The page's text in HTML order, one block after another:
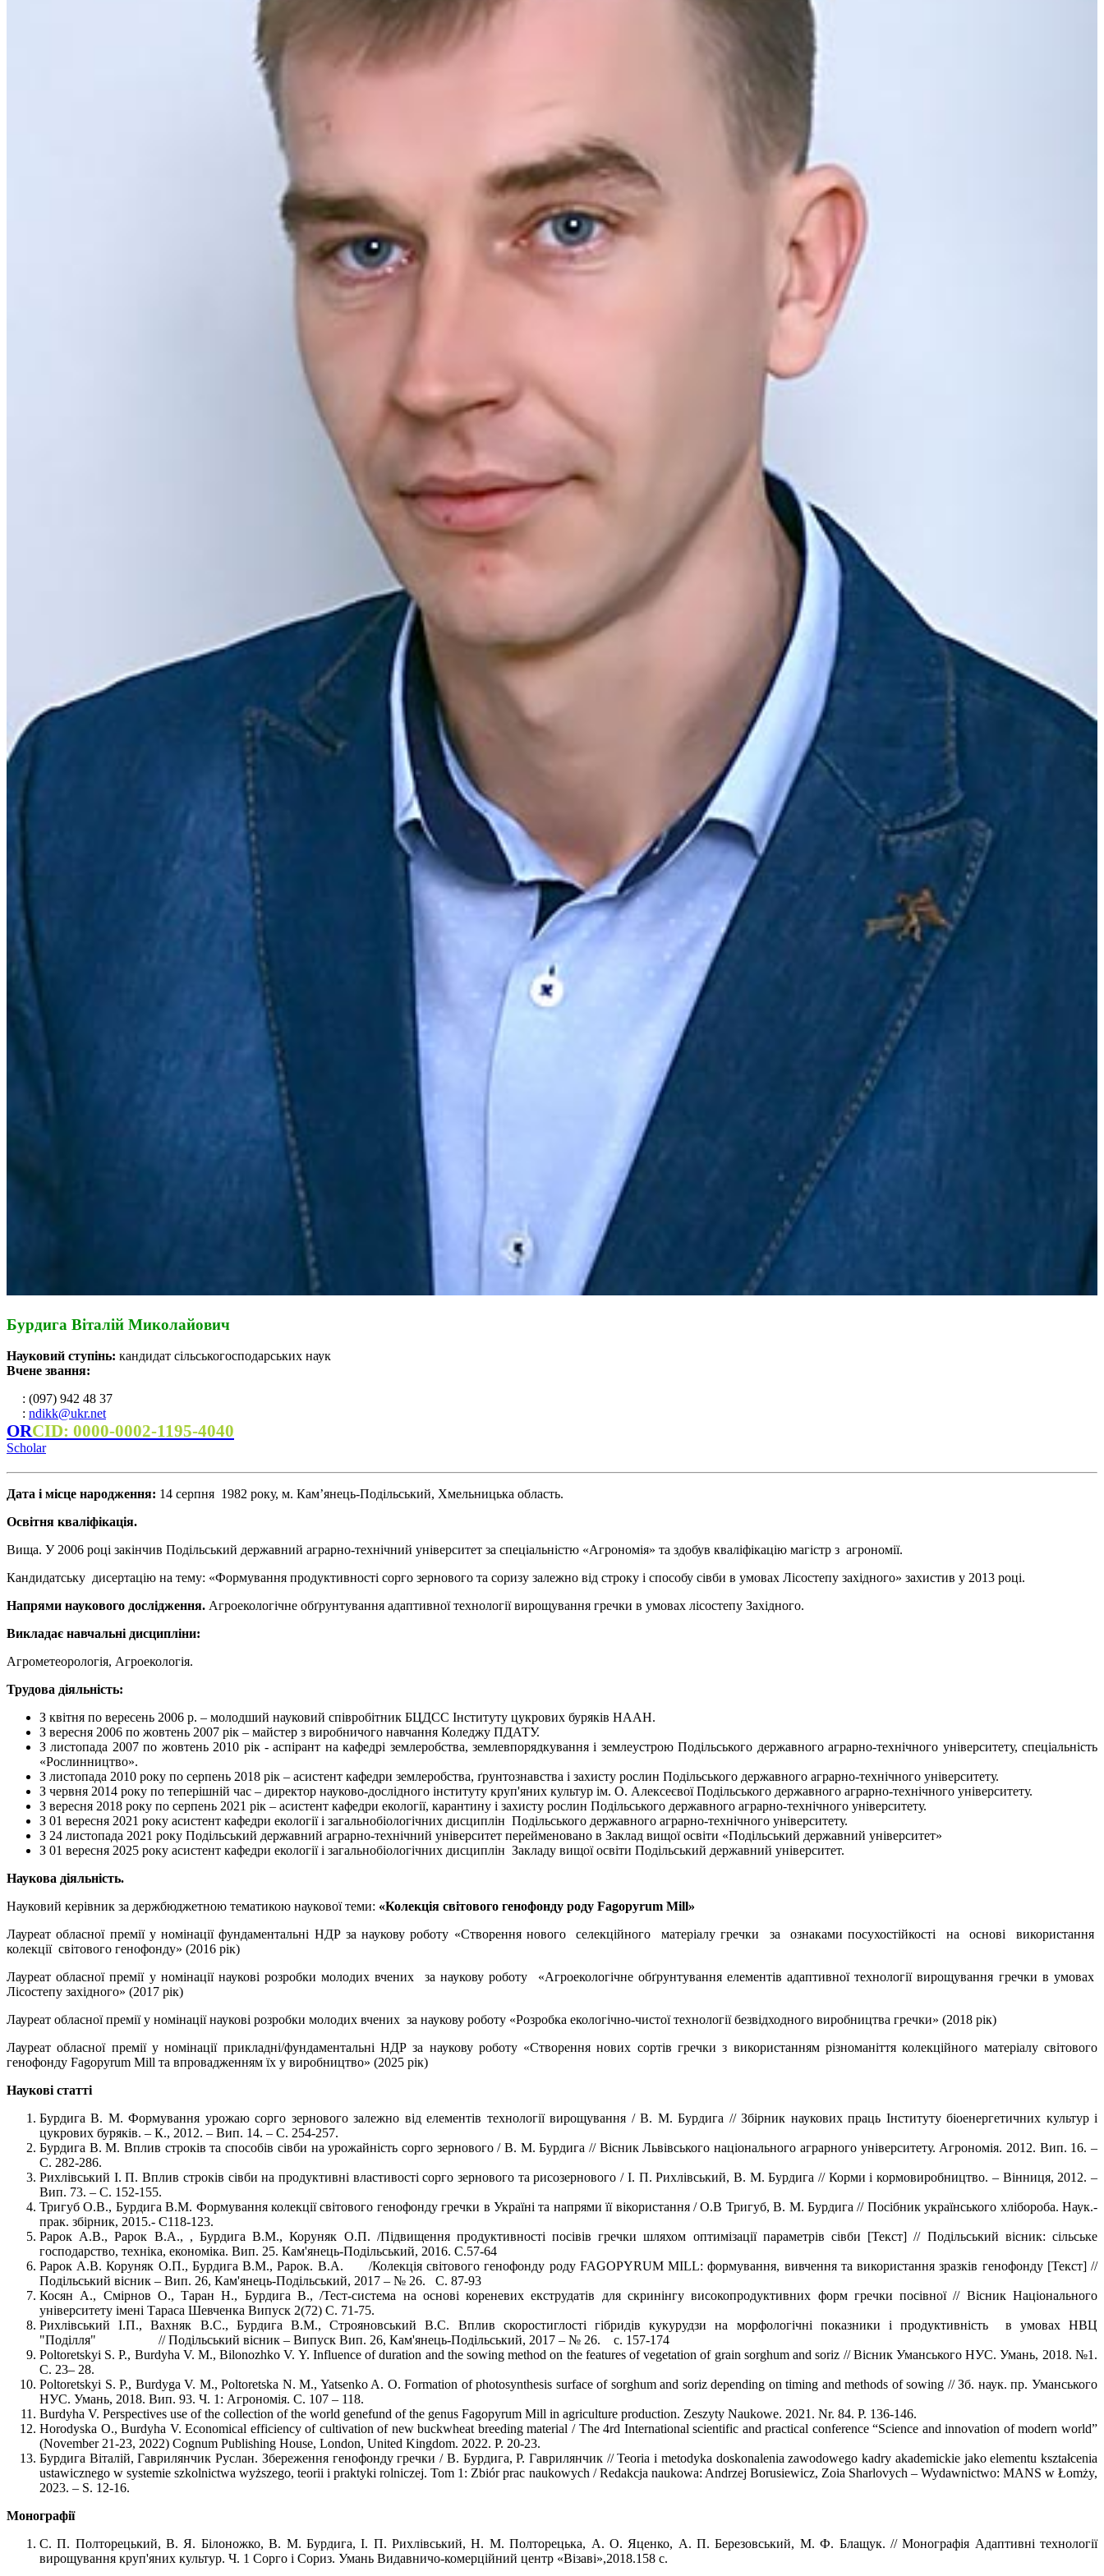
Бурдига Віталій Миколайович
Науковий ступінь: кандидат сільськогосподарських наук
Вчене звання:
: (097) 942 48 37
: ndikk@ukr.net
ORCID: 0000-0002-1195-4040
Scholar
Дата і місце народження: 14 серпня 1982 року, м. Кам’янець-Подільський, Хмельницька область.
Освітня кваліфікація.
Вища. У 2006 році закінчив Подільський державний аграрно-технічний університет за спеціальністю «Агрономія» та здобув кваліфікацію магістр з агрономії.
Кандидатську дисертацію на тему: «Формування продуктивності сорго зернового та соризу залежно від строку і способу сівби в умовах Лісостепу західного» захистив у 2013 році.
Напрями наукового дослідження. Агроекологічне обґрунтування адаптивної технології вирощування гречки в умовах лісостепу Західного.
Викладає навчальні дисципліни:
Агрометеорологія, Агроекологія.
Трудова діяльність:
З квітня по вересень 2006 р. – молодший науковий співробітник БЦДСС Інституту цукрових буряків НААН.
З вересня 2006 по жовтень 2007 рік – майстер з виробничого навчання Коледжу ПДАТУ.
З листопада 2007 по жовтень 2010 рік - аспірант на кафедрі землеробства, землевпорядкування і землеустрою Подільського державного аграрно-технічного університету, спеціальність
«Рослинництво».
З листопада 2010 року по серпень 2018 рік – асистент кафедри землеробства, ґрунтознавства і захисту рослин Подільського державного аграрно-технічного університету.
З червня 2014 року по теперішній час – директор науково-дослідного інституту круп'яних культур ім. О. Алексеєвої Подільського державного аграрно-технічного університету.
З вересня 2018 року по серпень 2021 рік – асистент кафедри екології, карантину і захисту рослин Подільського державного аграрно-технічного університету.
З 01 вересня 2021 року асистент кафедри екології і загальнобіологічних дисциплін Подільського державного аграрно-технічного університету.
З 24 листопада 2021 року Подільський державний аграрно-технічний університет перейменовано в Заклад вищої освіти «Подільський державний університет»
З 01 вересня 2025 року асистент кафедри екології і загальнобіологічних дисциплін Закладу вищої освіти Подільський державний університет.
Наукова діяльність.
Науковий керівник за держбюджетною тематикою наукової теми: «Колекція світового генофонду роду Fagopyrum Mill»
Лауреат обласної премії у номінації фундаментальні НДР за наукову роботу «Створення нового селекційного матеріалу гречки за ознаками посухостійкості на основі використання
колекції світового генофонду» (2016 рік)
Лауреат обласної премії у номінації наукові розробки молодих вчених за наукову роботу «Агроекологічне обґрунтування елементів адаптивної технології вирощування гречки в умовах
Лісостепу західного» (2017 рік)
Лауреат обласної премії у номінації наукові розробки молодих вчених за наукову роботу «Розробка екологічно-чистої технології безвідходного виробництва гречки» (2018 рік)
Лауреат обласної премії у номінації прикладні/фундаментальні НДР за наукову роботу «Створення нових сортів гречки з використанням різноманіття колекційного матеріалу світового
генофонду Fagopyrum Mill та впровадженням їх у виробництво» (2025 рік)
Наукові статті
Бурдига В. М. Формування урожаю сорго зернового залежно від елементів технології вирощування / В. М. Бурдига // Збірник наукових праць Інституту біоенергетичних культур і
цукрових буряків. – К., 2012. – Вип. 14. – С. 254-257.
Бурдига В. М. Вплив строків та способів сівби на урожайність сорго зернового / В. М. Бурдига // Вісник Львівського національного аграрного університету. Агрономія. 2012. Вип. 16. –
С. 282-286.
Рихлівський І. П. Вплив строків сівби на продуктивні властивості сорго зернового та рисозернового / І. П. Рихлівський, В. М. Бурдига // Корми і кормовиробництво. – Вінниця, 2012. –
Вип. 73. – С. 152-155.
Тригуб О.В., Бурдига В.М. Формування колекції світового генофонду гречки в Україні та напрями її вікористання / О.В Тригуб, В. М. Бурдига // Посібник українського хлібороба. Наук.-
прак. збірник, 2015.- С118-123.
Рарок А.В., Рарок В.А., , Бурдига В.М., Коруняк О.П. /Підвищення продуктивності посівів гречки шляхом оптимізації параметрів сівби [Текст] // Подільський вісник: сільське
господарство, техніка, економіка. Вип. 25. Кам'янець-Подільський, 2016. С.57-64
Рарок А.В. Коруняк О.П., Бурдига В.М., Рарок. В.А. /Колекція світового генофонду роду FAGOPYRUM MILL: формування, вивчення та використання зразків генофонду [Текст] //
Подільський вісник – Вип. 26, Кам'янець-Подільський, 2017 – № 26. С. 87-93
Косян А., Смірнов О., Таран Н., Бурдига В., /Тест-система на основі кореневих екструдатів для скринінгу високопродуктивних форм гречки посівної // Вісник Національного
університету імені Тараса Шевченка Випуск 2(72) С. 71-75.
Рихлівський І.П., Вахняк В.С., Бурдига В.М., Строяновський В.С. Вплив скоростиглості гібридів кукурудзи на морфологічні показники і продуктивність в умовах НВЦ
"Поділля" // Подільський вісник – Випуск Вип. 26, Кам'янець-Подільський, 2017 – № 26. с. 157-174
Poltoretskyi S. P., Burdyha V. M., Bilonozhko V. Y. Influence of duration and the sowing method on the features of vegetation of grain sorghum and soriz // Вісник Уманського НУС. Умань, 2018. №1.
С. 23– 28.
Poltoretskyi S. P., Burdyga V. M., Poltoretska N. M., Yatsenko A. O. Formation of photosynthesis surface of sorghum and soriz depending on timing and methods of sowing // Зб. наук. пр. Уманського
НУС. Умань, 2018. Вип. 93. Ч. 1: Агрономія. С. 107 – 118.
Burdyha V. Perspectives use of the collection of the world genefund of the genus Fagopyrum Mill in agriculture production. Zeszyty Naukowe. 2021. Nr. 84. P. 136-146.
Horodyska O., Burdyha V. Economical efficiency of cultivation of new buckwheat breeding material / The 4rd International scientific and practical conference “Science and innovation of modern world”
(November 21-23, 2022) Cognum Publishing House, London, United Kingdom. 2022. P. 20-23.
Бурдига Віталій, Гаврилянчик Руслан. Збереження генофонду гречки / В. Бурдига, Р. Гаврилянчик // Teoria i metodyka doskonalenia zawodowego kadry akademickie jako elementu kształcenia
ustawicznego w systemie szkolnictwa wyższego, teorii i praktyki rolniczej. Tom 1: Zbiór prac naukowych / Redakcja naukowa: Andrzej Borusiewicz, Zoia Sharlovych – Wydawnictwo: MANS w Łomży,
2023. – S. 12-16.
Монографії
С. П. Полторецький, В. Я. Білоножко, В. М. Бурдига, І. П. Рихлівський, Н. М. Полторецька, А. О. Яценко, А. П. Березовський, М. Ф. Блащук. // Монографія Адаптивні технології
вирощування круп'яних культур. Ч. 1 Сорго і Сориз. Умань Видавничо-комерційний центр «Візаві»,2018.158 с.